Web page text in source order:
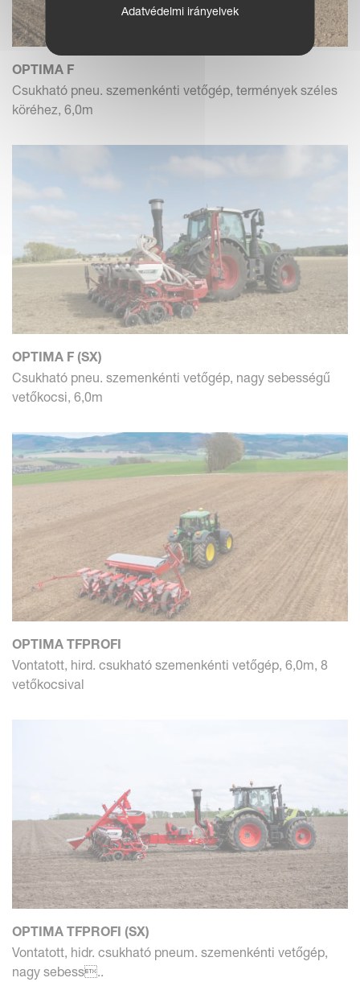
OPTIMA F
Csukható pneu. szemenkénti vetőgép, termények széles
köréhez, 6,0m
OPTIMA F (SX)
Csukható pneu. szemenkénti vetőgép, nagy sebességű
vetőkocsi, 6,0m
OPTIMA TFPROFI
Vontatott, hird. csukható szemenkénti vetőgép, 6,0m, 8
vetőkocsival
OPTIMA TFPROFI (SX)
Vontatott, hidr. csukható pneum. szemenkénti vetőgép,
nagy sebess..
Adatvédelmi irányelvek